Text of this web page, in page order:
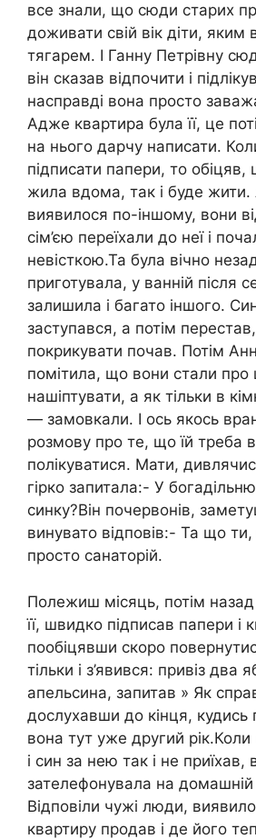
все знали, що сюди старих
доживати свій вік діти, яким
тягарем. І Ганну Петрівну
він сказав відпочити і
насправді вона просто
Адже квартира була її, це
на нього дарчу написати.
підписати папери, то
жила вдома, так і буде жити.
виявилося по-іншому, вони
сім’єю переїхали до неї і
невісткою.Та була вічно
приготувала, у ванній після
залишила і багато іншого.
заступався, а потім
покрикувати почав. Потім
помітила, що вони стали про
нашіптувати, а як тільки в
— замовкали. І ось якось
розмову про те, що їй треба
полікуватися. Мати,
гірко запитала:- У
синку?Він почервонів,
винувато відповів:- Та що
просто санаторій.
Полежиш місяць, потім
її, швидко підписав папери і
пообіцявши скоро
тільки і з’явився: привіз два
апельсина, запитав » Як
дослухавши до кінця, кудись
вона тут уже другий
і син за нею так і не приїхав,
зателефонувала на
Відповіли чужі люди,
квартиру продав і де його